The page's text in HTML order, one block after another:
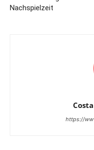
Nachspielzeit
https://